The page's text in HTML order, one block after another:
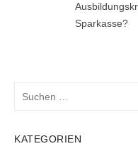
Sparkasse?
KATEGORIEN